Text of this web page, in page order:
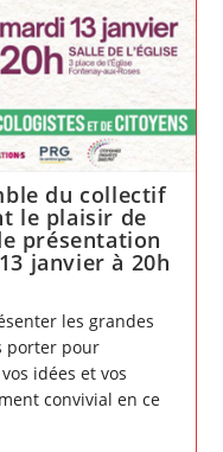
du collectif
le plaisir de
présentation
janvier à 20h
les grandes
porter pour
idées et vos
convivial en ce